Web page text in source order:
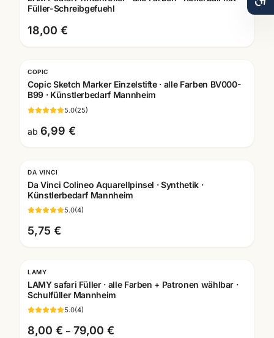
Füller-Schreibgefuehl
18,00 €
COPIC
Copic Sketch Marker Einzelstifte · alle Farben BV000-
B99 · Künstlerbedarf Mannheim
5.0(25)
ab 6,99 €
DA VINCI
Da Vinci Colineo Aquarellpinsel · Synthetik ·
Künstlerbedarf Mannheim
5.0(4)
5,75 €
LAMY
LAMY safari Füller · alle Farben + Patronen wählbar ·
Schulfüller Mannheim
5.0(4)
8,00 € – 79,00 €